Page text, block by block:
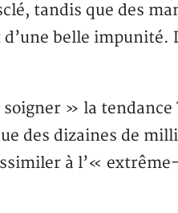
tandis que des
belle impunité.
» la tendance
des dizaines de
à l’«